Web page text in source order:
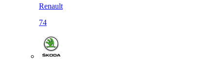
Renault
74